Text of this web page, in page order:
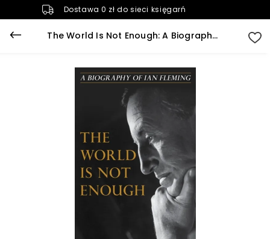
Dostawa 0 zł do sieci księgarń
The World Is Not Enough: A Biography of Ian Fleming